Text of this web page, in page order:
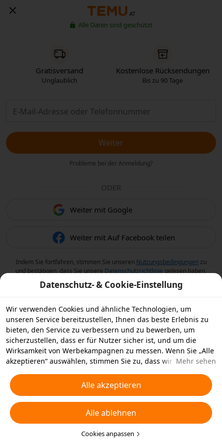
AT
Alle Daten sind geschützt
Gratisversand
Unglaublich
Kostenlose Rücksendungen
Bis zu 90 Tage
Weiter
Probleme bei der Anmeldung?
ODER
Weiter mit Google
Weiter mit Auf Facebook teilen
Indem Sie fortfahren, stimmen Sie unseren Nutzungsbedingungen zu
und bestätigen, dass Sie unsere Datenschutzrichtlinie gelesen haben.
Datenschutz- & Cookie-Einstellung
Wir verwenden Cookies und ähnliche Technologien, um
unseren Service bereitzustellen, Ihnen das beste Erlebnis zu
bieten, den Service zu verbessern und zu bewerben, um
sicherzustellen, dass er für Nutzer sicher ist, und um die
Wirksamkeit von Werbekampagnen zu messen. Wenn Sie „Alle
akzeptieren“ auswählen, stimmen Sie zu, dass wir und die
ähnliche Technologien für Werbezwecke auf Ihrem Gerät
speichern. Alternativ können Sie auch über „Alle ablehnen“
nicht notwendige Cookies ablehnen oder auswählen, welche
Arten von Cookies Sie akzeptieren oder deaktivieren möchten,
indem Sie unten oder jederzeit in Ihren
Datenschutzeinstellungen auf „Cookies anpassen“ klicken.
Mehr sehen
Alle akzeptieren
Alle ablehnen
Cookies anpassen